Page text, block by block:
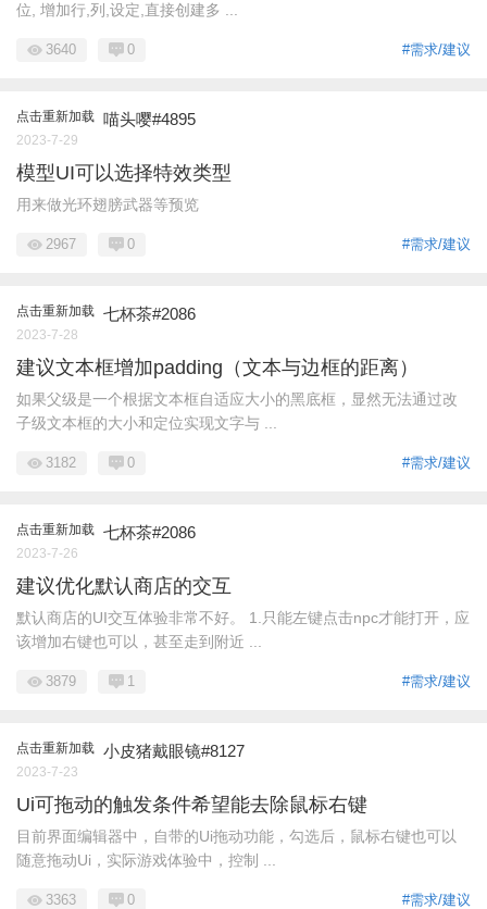
位, 增加行,列,设定,直接创建多 ...
#需求/建议
3640 0
点击重新加载 喵头嘤#4895
2023-7-29
模型UI可以选择特效类型
用来做光环翅膀武器等预览
#需求/建议
2967 0
点击重新加载 七杯茶#2086
2023-7-28
建议文本框增加padding（文本与边框的距离）
如果父级是一个根据文本框自适应大小的黑底框，显然无法通过改
子级文本框的大小和定位实现文字与 ...
#需求/建议
3182 0
点击重新加载 七杯茶#2086
2023-7-26
建议优化默认商店的交互
默认商店的UI交互体验非常不好。 1.只能左键点击npc才能打开，应
该增加右键也可以，甚至走到附近 ...
#需求/建议
3879 1
点击重新加载 小皮猪戴眼镜#8127
2023-7-23
Ui可拖动的触发条件希望能去除鼠标右键
目前界面编辑器中，自带的Ui拖动功能，勾选后，鼠标右键也可以
随意拖动Ui，实际游戏体验中，控制 ...
#需求/建议
3363 0